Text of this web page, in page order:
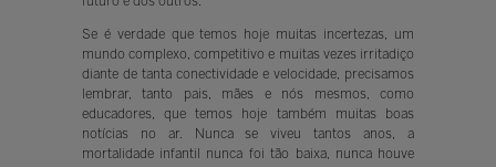
Se é verdade que temos hoje muitas incertezas, um
mundo complexo, competitivo e muitas vezes irritadiço
diante de tanta conectividade e velocidade, precisamos
lembrar, tanto pais, mães e nós mesmos, como
educadores, que temos hoje também muitas boas
notícias no ar. Nunca se viveu tantos anos, a
mortalidade infantil nunca foi tão baixa, nunca houve